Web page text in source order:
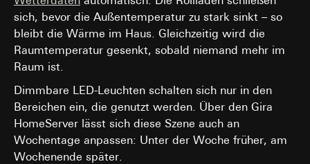
sich, bevor die Außentemperatur zu stark sinkt – so
bleibt die Wärme im Haus. Gleichzeitig wird die
Raumtemperatur gesenkt, sobald niemand mehr im
Raum ist.
Dimmbare LED-Leuchten schalten sich nur in den
Bereichen ein, die genutzt werden. Über den Gira
HomeServer lässt sich diese Szene auch an
Wochentage anpassen: Unter der Woche früher, am
Wochenende später.